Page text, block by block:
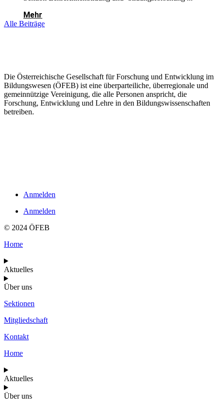
Mehr
Alle Beiträge
Die Österreichische Gesellschaft für Forschung und Entwicklung im
Bildungswesen (ÖFEB) ist eine überparteiliche, überregionale und
gemeinnützige Vereinigung, die alle Personen anspricht, die
Forschung, Entwicklung und Lehre in den Bildungswissenschaften
betreiben.
Anmelden
Anmelden
© 2024 ÖFEB
Home
Aktuelles
Über uns
Sektionen
Mitgliedschaft
Kontakt
Home
Aktuelles
Über uns